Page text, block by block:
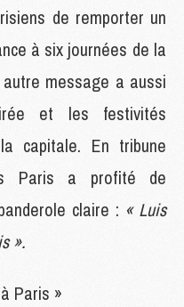
de remporter un
à six journées de la
message a aussi
et les festivités
capitale. En tribune
Paris a profité de
claire : « Luis
».
Paris »